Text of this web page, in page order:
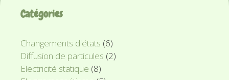
Catégories
Changements d'états (6)
Diffusion de particules (2)
Electricité statique (8)